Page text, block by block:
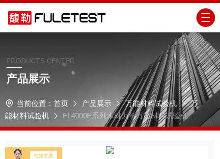
PRODUCTS CENTER
产品展示
当前位置： 首页 产品展示 万能材料试验机
万
能材料试验机
FL4000E系列木材力学万能材料试验机